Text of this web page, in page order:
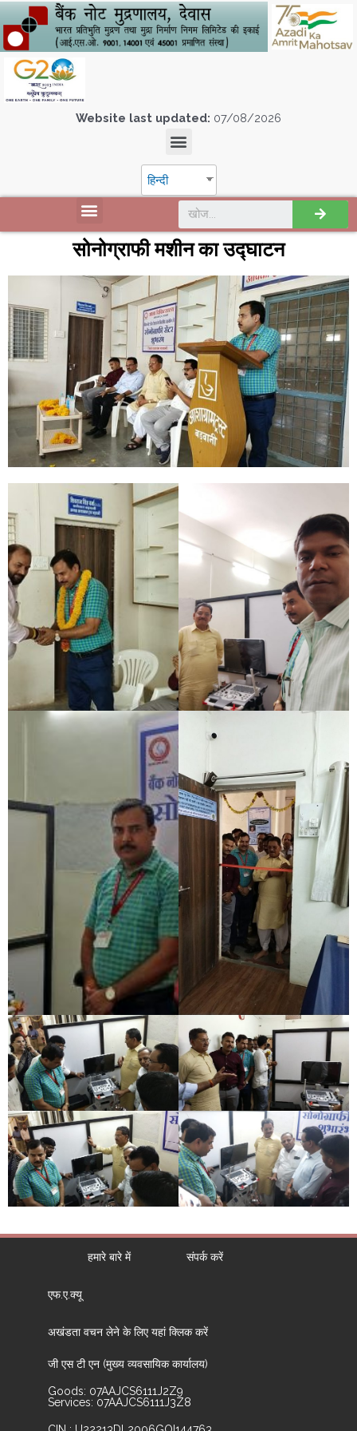
Website last updated: 07/08/2026
हिन्दी
सोनोग्राफी मशीन का उद्घाटन
हमारे बारे में संपर्क करें
एफ.ए.क्यू
अखंडता वचन लेने के लिए यहां क्लिक करें
जी एस टी एन (मुख्य व्यवसायिक कार्यालय)
Goods: 07AAJCS6111J2Z9
Services: 07AAJCS6111J3Z8